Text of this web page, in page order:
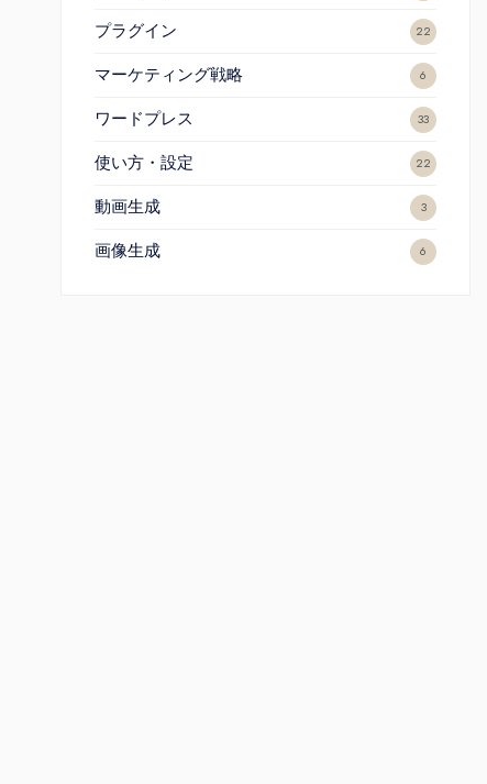
プラグイン 22
マーケティング戦略 6
ワードプレス 33
使い方・設定 22
動画生成 3
画像生成 6